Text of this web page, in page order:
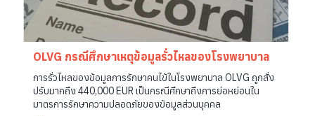
OLVG กรณีศึกษาเหตุข้อมูลรั่วไหลของโรงพยาบาล
การรั่วไหลของข้อมูลการรักษาคนไข้ในโรงพยาบาล OLVG ถูกสั่ง
ปรับมากถึง 440,000 EUR เป็นกรณีศึกษาถึงการย่อหย่อนใน
มาตรการรักษาความปลอดภัยของข้อมูลส่วนบุคคล